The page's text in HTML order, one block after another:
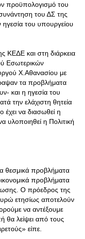
προϋπολογισμό του
του ΔΣ της
του υπουργείου
ΚΕΔΕ και στη διάρκεια
Εσωτερικών
Χ.Αθανασίου με
τα προβλήματα
και η ηγεσία του
την ελάχιστη θητεία
να διασωθεί η
υλοποιηθεί η Πολιτική
θεσμικά προβλήματα
προβλήματα
Ο πρόεδρος της
ετησίως αποτελούν
να αντέξουμε
θα λείψει από τους
είπε.